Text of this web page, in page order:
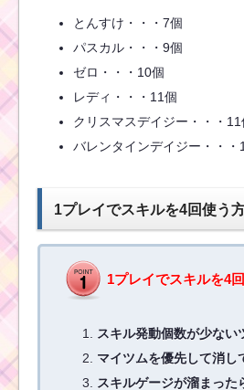
初心
方法
ミッ
100個
とんすけ・・・7個
パスカル・・・9個
ゼロ・・・10個
レディ・・・11個
クリスマスデイジー・・・11
バレンタインデイジー・・・
1プレイでスキルを4回使う
1プレイでスキルを4
スキル発動個数が少ない
マイツムを優先して消し
スキルゲージが溜まった